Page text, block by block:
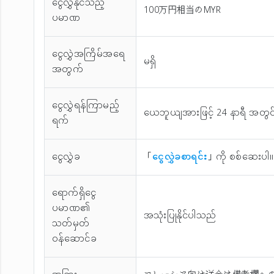
ပမာဏ
100万円相当のMYR
ငွေလွှဲအကြိမ်အ‌ရေ
အတွက်
မရှိ
ငွေလွှဲရန်ကြာမည့်
ရက်
ယေဘူယျအားဖြင့် 24 နာရီ အတွ
ငွေလွှဲခ 「ငွေလွှဲခစာရင်း」ကို စစ်ဆေးပါ။
ရောက်ရှိငွေ
ပမာဏ၏
သတ်မှတ်
ဝန်ဆောင်ခ
အသုံးပြုနိုင်ပါသည်